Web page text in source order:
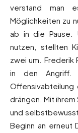
verstand man
Möglichkeiten zu
ab in die Pause.
nutzen, stellten
zwei um.
in den Angriff.
Offensivabteilung
drängen. Mit
und
Beginn an erneut